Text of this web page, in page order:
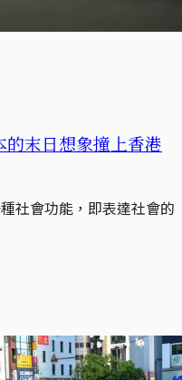
末日想象撞上香港
社會功能，即表達社會的